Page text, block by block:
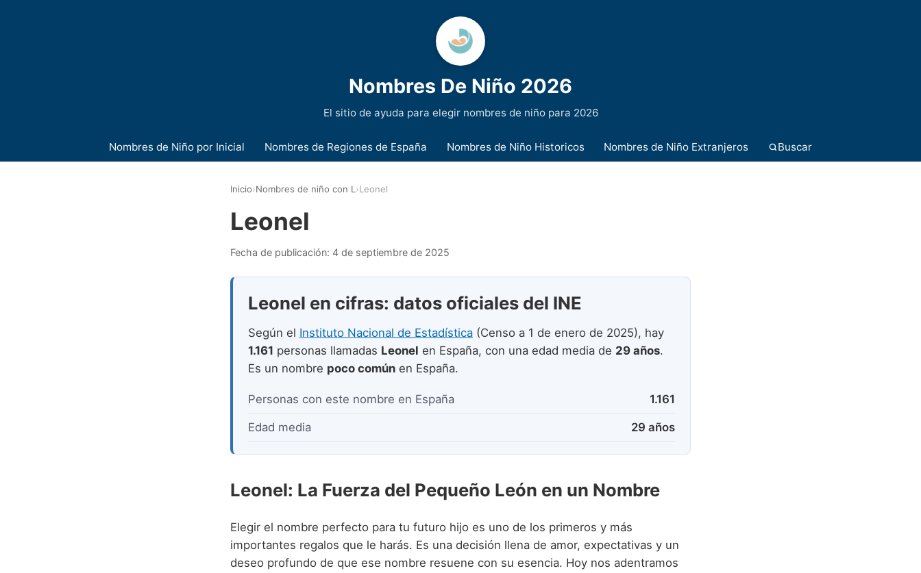
Nombres De Niño 2026
El sitio de ayuda para elegir nombres de niño para 2026
Nombres de Niño por Inicial Nombres de Regiones de España Nombres de Niño Historicos Nombres de Niño Extranjeros Buscar
Inicio›Nombres de niño con L ›Leonel
Leonel
Fecha de publicación: 4 de septiembre de 2025
Leonel en cifras: datos oficiales del INE
Según el Instituto Nacional de Estadística (Censo a 1 de enero de 2025), hay
1.161 personas llamadas Leonel en España, con una edad media de 29 años.
Es un nombre poco común en España.
Personas con este nombre en España 1.161
Edad media 29 años
Leonel: La Fuerza del Pequeño León en un Nombre
Elegir el nombre perfecto para tu futuro hijo es uno de los primeros y más
importantes regalos que le harás. Es una decisión llena de amor, expectativas y un
deseo profundo de que ese nombre resuene con su esencia. Hoy nos adentramos